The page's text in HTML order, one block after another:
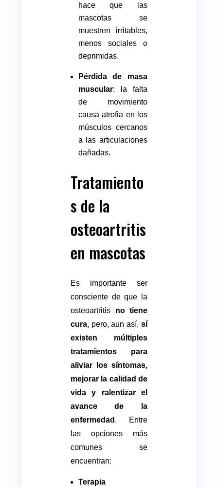
hace que las
mascotas se
muestren irritables,
menos sociales o
deprimidas.
Pérdida de masa
muscular: la falta
de movimiento
causa atrofia en los
músculos cercanos
a las articulaciones
dañadas.
Tratamiento
s de la
osteoartritis
en mascotas
Es importante ser
consciente de que la
osteoartritis no tiene
cura, pero, aun así,sí
existen múltiples
tratamientos para
aliviar los síntomas,
mejorar la calidad de
vida y ralentizar el
avance de la
enfermedad . Entre
las opciones más
comunes se
encuentran:
Terapia